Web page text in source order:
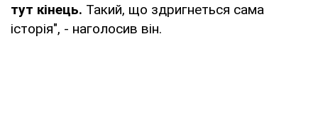
тут кінець. Такий, що здригнеться сама
історія", - наголосив він.